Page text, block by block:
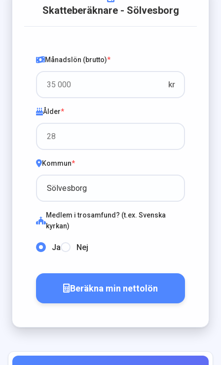
Skatteberäknare - Sölvesborg
Månadslön (brutto)*
kr
Ålder*
Kommun*
Medlem i trosamfund? (t.ex. Svenska
kyrkan)
Ja Nej
Beräkna min nettolön